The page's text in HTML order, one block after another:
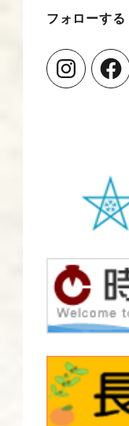
フォローする